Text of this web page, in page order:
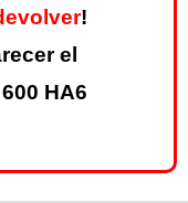
!
el
HA6